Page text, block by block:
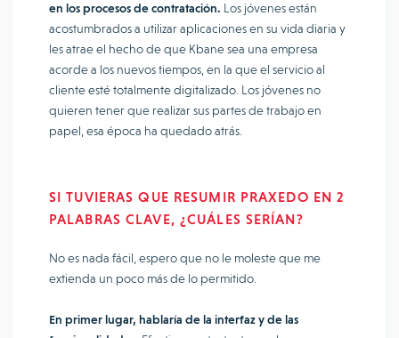
en los procesos de contratación. Los jóvenes están
acostumbrados a utilizar aplicaciones en su vida diaria y
les atrae el hecho de que Kbane sea una empresa
acorde a los nuevos tiempos, en la que el servicio al
cliente esté totalmente digitalizado. Los jóvenes no
quieren tener que realizar sus partes de trabajo en
papel, esa época ha quedado atrás.
SI TUVIERAS QUE RESUMIR PRAXEDO EN 2
PALABRAS CLAVE, ¿CUÁLES SERÍAN?
No es nada fácil, espero que no le moleste que me
extienda un poco más de lo permitido.
En primer lugar, hablaría de la interfaz y de las